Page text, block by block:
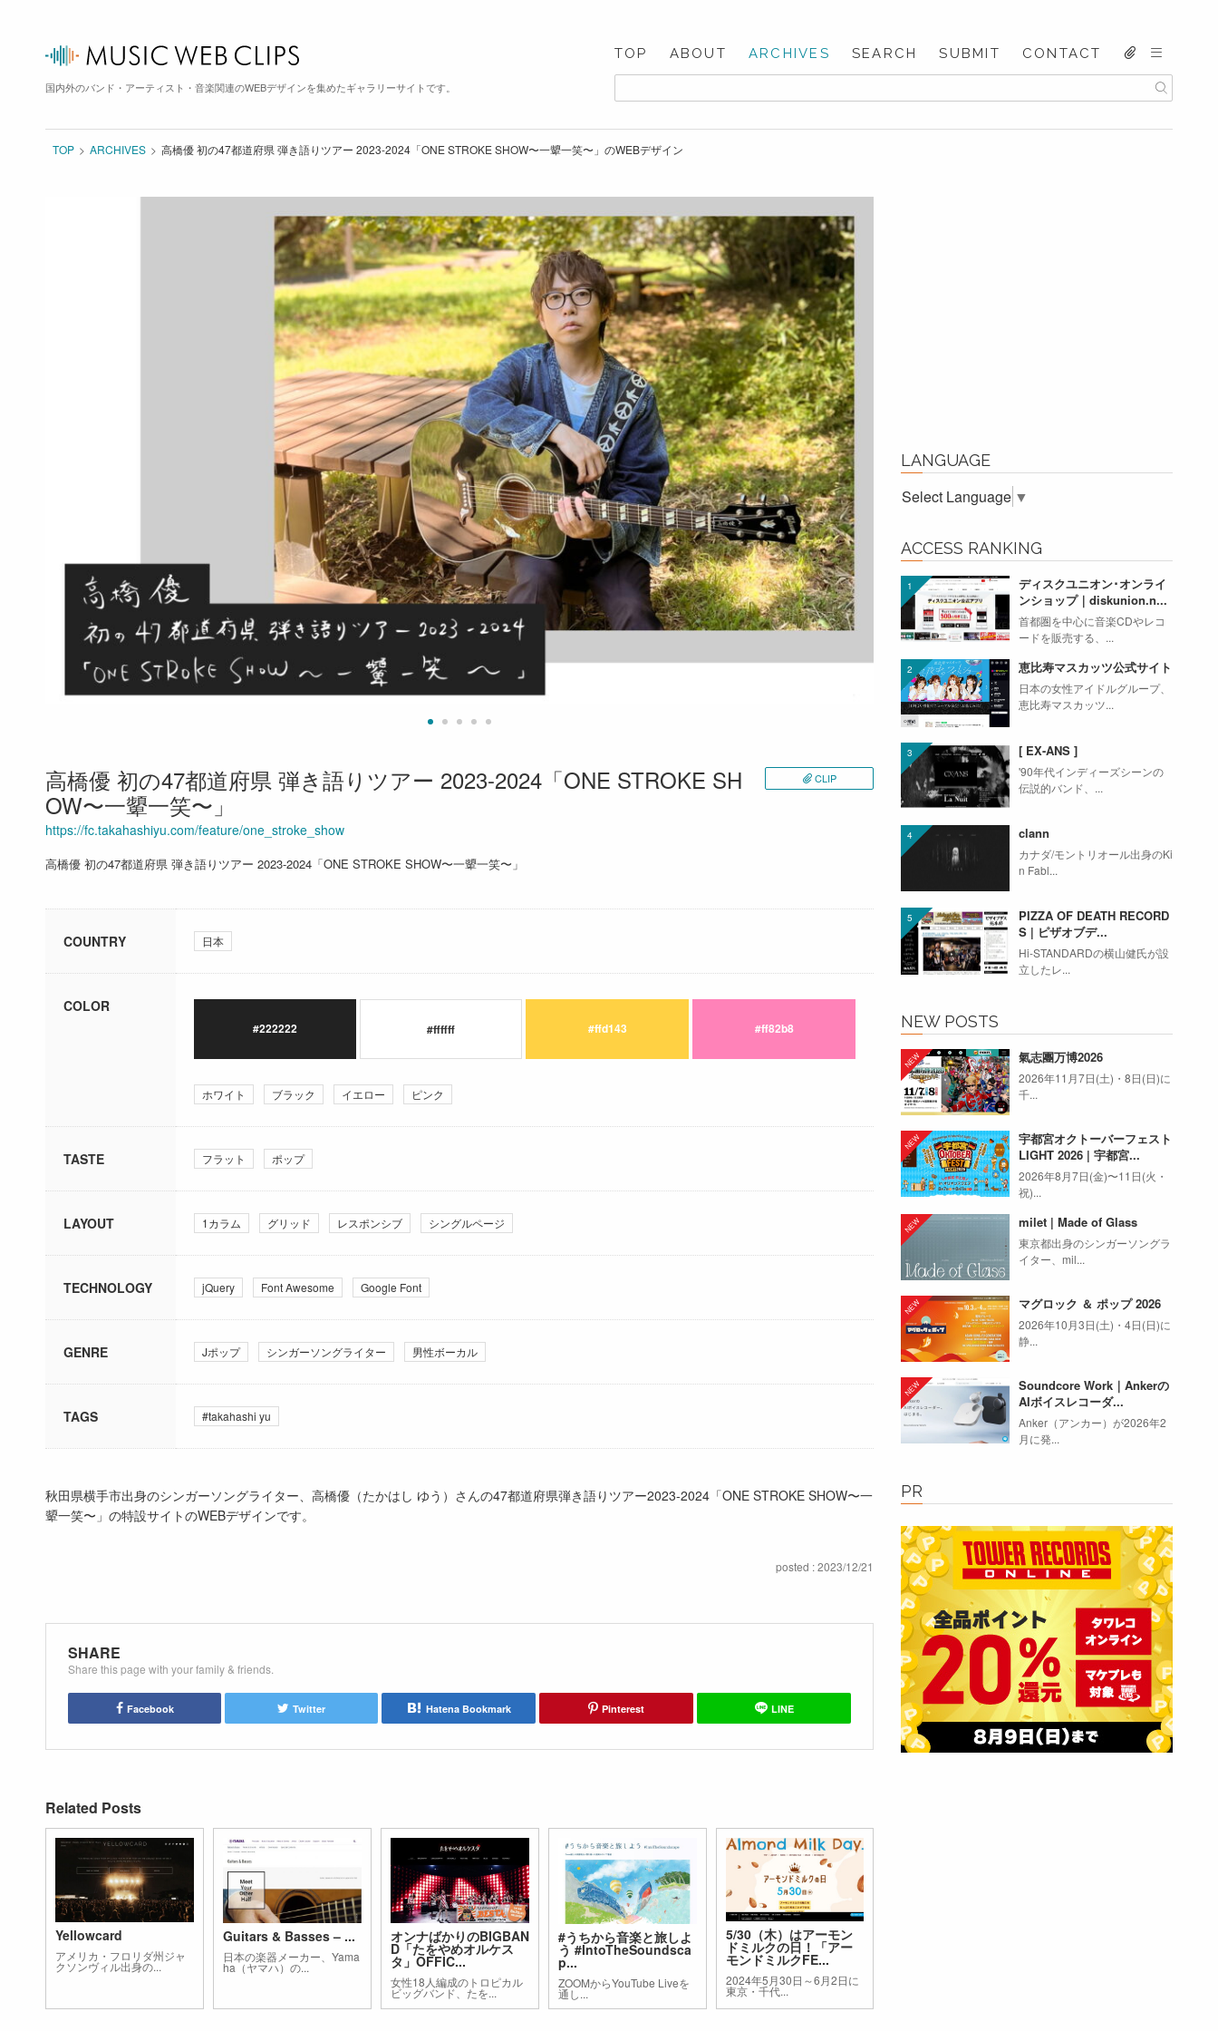
国内外のバンド・アーティスト・音楽関連のWEBデザインを集めたギャラリーサイトです。
TOP ABOUT ARCHIVES SEARCH SUBMIT CONTACT
TOP ARCHIVES 高橋優 初の47都道府県 弾き語りツアー 2023-2024「ONE STROKE SHOW〜一顰一笑〜」のWEBデザイン
高橋優 初の47都道府県 弾き語りツアー 2023-2024「ONE STROKE SH
OW〜一顰一笑〜」
https://fc.takahashiyu.com/feature/one_stroke_show
高橋優 初の47都道府県 弾き語りツアー 2023-2024「ONE STROKE SHOW〜一顰一笑〜」
CLIP
COUNTRY 日本
COLOR
#222222 #ffffff #ffd143 #ff82b8
ホワイト ブラック イエロー ピンク
TASTE フラット ポップ
LAYOUT 1カラム グリッド レスポンシブ シングルページ
TECHNOLOGY jQuery Font Awesome Google Font
GENRE Jポップ シンガーソングライター 男性ボーカル
TAGS #takahashi yu
秋田県横手市出身のシンガーソングライター、高橋優（たかはし ゆう）さんの47都道府県弾き語りツアー2023-2024「ONE STROKE SHOW〜一
顰一笑〜」の特設サイトのWEBデザインです。
posted : 2023/12/21
SHARE
Share this page with your family & friends.
Facebook Twitter Hatena Bookmark Pinterest LINE
Related Posts
Yellowcard
アメリカ・フロリダ州ジャ
クソンヴィル出身の...
Guitars & Basses – ...
日本の楽器メーカー、Yama
ha（ヤマハ）の...
オンナばかりのBIGBAN
D「たをやめオルケス
タ」OFFIC...
女性18人編成のトロピカル
ビッグバンド、たを...
#うちから音楽と旅しよ
う #IntoTheSoundsca
p...
ZOOMからYouTube Liveを
通し...
5/30（木）はアーモン
ドミルクの日！「アー
モンドミルクFE...
2024年5月30日～6月2日に
東京・千代...
LANGUAGE
Select Language ▼
ACCESS RANKING
ディスクユニオン･オンライ
ンショップ｜diskunion.n...
首都圏を中心に音楽CDやレコ
ードを販売する、...
恵比寿マスカッツ公式サイト
日本の女性アイドルグループ、
恵比寿マスカッツ...
[ EX-ANS ]
'90年代インディーズシーンの
伝説的バンド、...
clann
カナダ/モントリオール出身のKi
n Fabl...
PIZZA OF DEATH RECORD
S | ピザオブデ...
Hi-STANDARDの横山健氏が設
立したレ...
NEW POSTS
氣志團万博2026
2026年11月7日(土)・8日(日)に
千...
宇都宮オクトーバーフェスト
LIGHT 2026 | 宇都宮...
2026年8月7日(金)〜11日(火・
祝)...
milet | Made of Glass
東京都出身のシンガーソングラ
イター、mil...
マグロック ＆ ポップ 2026
2026年10月3日(土)・4日(日)に
静...
Soundcore Work｜Ankerの
AIボイスレコーダ...
Anker（アンカー）が2026年2
月に発...
PR